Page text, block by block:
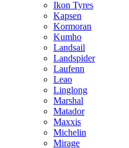
Ikon Tyres
Kapsen
Kormoran
Kumho
Landsail
Landspider
Laufenn
Leao
Linglong
Marshal
Matador
Maxxis
Michelin
Mirage